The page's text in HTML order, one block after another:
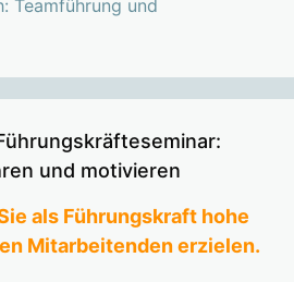
Teamführung und
und motivieren
als Führungskraft hohe
Mitarbeitenden erzielen.